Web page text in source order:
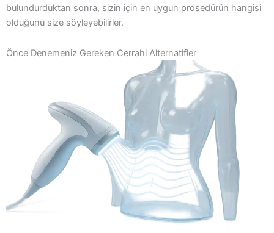
bulundurduktan sonra, sizin için en uygun prosedürün hangisi
olduğunu size söyleyebilirler.
Önce Denemeniz Gereken Cerrahi Alternatifler